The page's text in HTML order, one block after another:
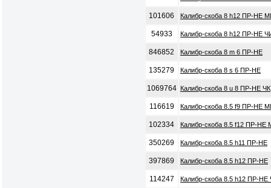
101606 Калибр-скоба 8 h12 ПР-НЕ
54933 Калибр-скоба 8 h12 ПР-НЕ
846852 Калибр-скоба 8 m 6 ПР-НЕ
135279 Калибр-скоба 8 s 6 ПР-НЕ
1069764 Калибр-скоба 8 u 8 ПР-НЕ ЧК
116619 Калибр-скоба 8.5 f9 ПР-НЕ
102334 Калибр-скоба 8.5 f12 ПР-НЕ
350269 Калибр-скоба 8.5 h11 ПР-НЕ
397869 Калибр-скоба 8.5 h12 ПР-НЕ
114247 Калибр-скоба 8.5 h12 ПР-НЕ